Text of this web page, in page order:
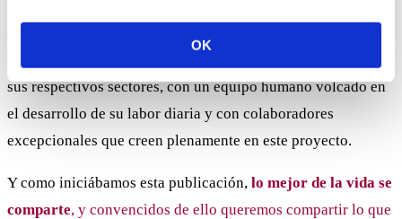
OK
sus respectivos sectores, con un equipo humano volcado en
el desarrollo de su labor diaria y con colaboradores
excepcionales que creen plenamente en este proyecto.
Y como iniciábamos esta publicación, lo mejor de la vida se
comparte, y convencidos de ello queremos compartir lo que